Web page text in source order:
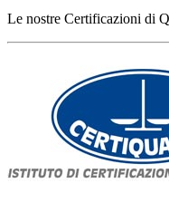
Le nostre Certificazioni di